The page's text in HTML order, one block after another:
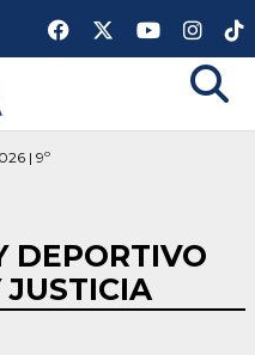
| 9º
DEPORTIVO
JUSTICIA